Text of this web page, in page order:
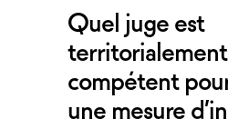
Quel juge est
territorialement
compétent
une mesure